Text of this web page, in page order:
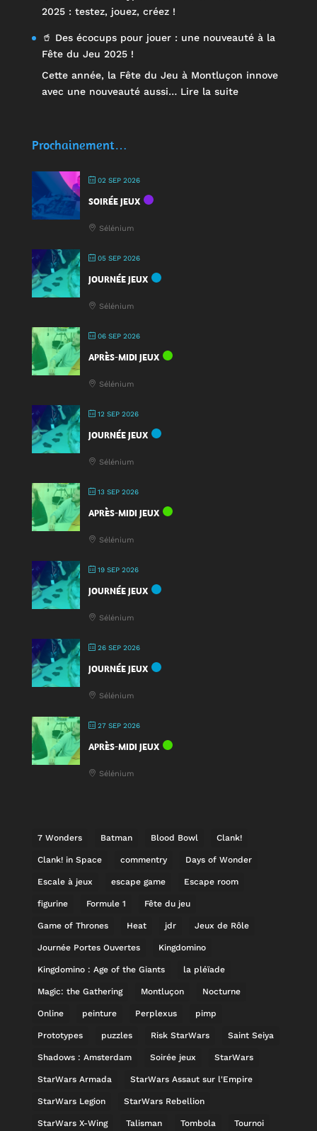
2025 : testez, jouez, créez !
🥤 Des écocups pour jouer : une nouveauté à la
Fête du Jeu 2025 !
Cette année, la Fête du Jeu à Montluçon innove
avec une nouveauté aussi… Lire la suite:
Prochainement…
02 SEP 2026
SOIRÉE JEUX
Sélénium
05 SEP 2026
JOURNÉE JEUX
Sélénium
06 SEP 2026
APRÈS-MIDI JEUX
Sélénium
12 SEP 2026
JOURNÉE JEUX
Sélénium
13 SEP 2026
APRÈS-MIDI JEUX
Sélénium
19 SEP 2026
JOURNÉE JEUX
Sélénium
26 SEP 2026
JOURNÉE JEUX
Sélénium
27 SEP 2026
APRÈS-MIDI JEUX
Sélénium
7 Wonders Batman Blood Bowl Clank!
Clank! in Space commentry Days of Wonder
Escale à jeux escape game Escape room
figurine Formule 1 Fête du jeu
Game of Thrones Heat jdr Jeux de Rôle
Journée Portes Ouvertes Kingdomino
Kingdomino : Age of the Giants la pléïade
Magic: the Gathering Montluçon Nocturne
Online peinture Perplexus pimp
Prototypes puzzles Risk StarWars Saint Seiya
Shadows : Amsterdam Soirée jeux StarWars
StarWars Armada StarWars Assaut sur l'Empire
StarWars Legion StarWars Rebellion
StarWars X-Wing Talisman Tombola Tournoi